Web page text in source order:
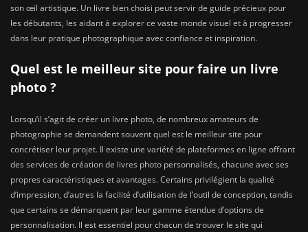
son œil artistique. Un livre bien choisi peut servir de guide précieux pour
les débutants, les aidant à explorer ce vaste monde visuel et à progresser
dans leur pratique photographique avec confiance et inspiration.
Quel est le meilleur site pour faire un livre
photo ?
Lorsqu’il s’agit de créer un livre photo, de nombreux amateurs de
photographie se demandent souvent quel est le meilleur site pour
concrétiser leur projet. Il existe une variété de plateformes en ligne offrant
des services de création de livres photo personnalisés, chacune avec ses
propres caractéristiques et avantages. Certains privilégient la qualité
d’impression, d’autres la facilité d’utilisation de l’outil de conception, tandis
que certains se démarquent par leur gamme étendue d’options de
personnalisation. Il est essentiel pour chacun de trouver le site qui